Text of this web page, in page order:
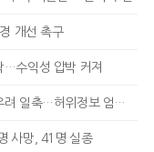
개선 촉구
…수익성 압박 커져
축…허위정보 엄정대응
사망, 41명 실종